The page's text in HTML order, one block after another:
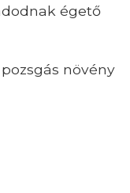
égető
növény